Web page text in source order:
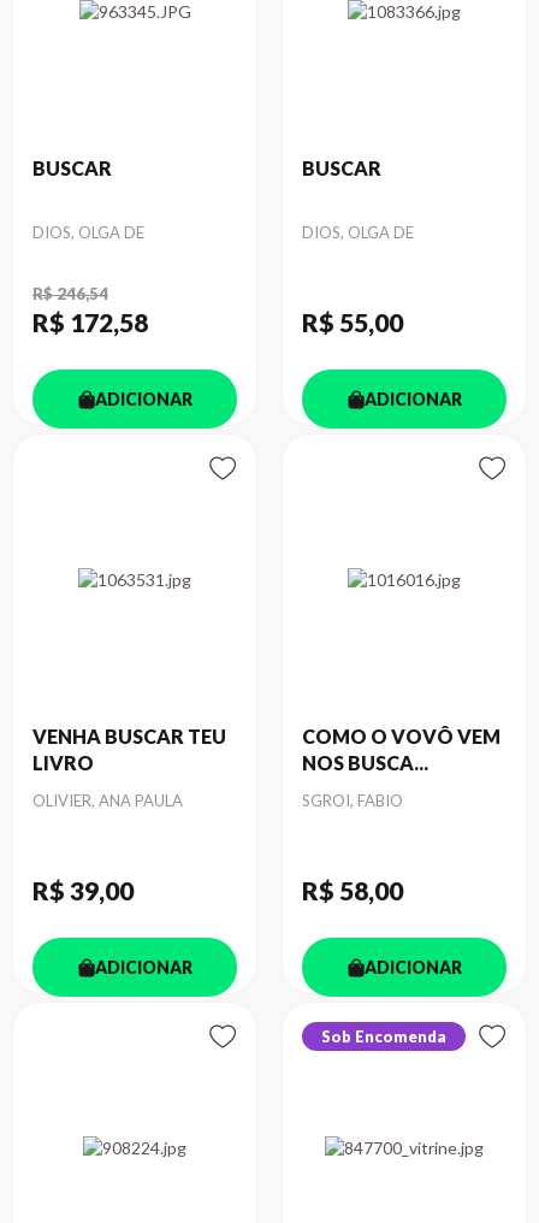
BUSCAR
Autor
DIOS, OLGA DE
R$ 246,54
R$ 172,58
ADICIONAR
BUSCAR
Autor
DIOS, OLGA DE
R$ 55,00
ADICIONAR
VENHA BUSCAR TEU
LIVRO
Autor
OLIVIER, ANA PAULA
R$ 39,00
ADICIONAR
COMO O VOVÔ VEM
NOS BUSCA...
Autor
SGROI, FABIO
R$ 58,00
ADICIONAR
Sob Encomenda